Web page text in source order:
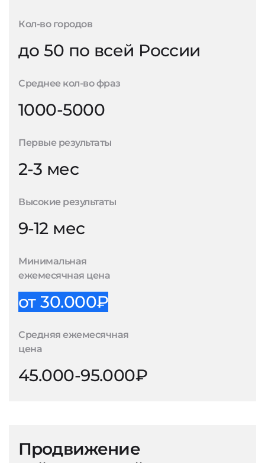
Кол-во городов
до 50 по всей России
Среднее кол-во фраз
1000-5000
Первые результаты
2-3 мес
Высокие результаты
9-12 мес
Минимальная
ежемесячная цена
от 30.000₽
Средняя ежемесячная
цена
45.000-95.000₽
Продвижение